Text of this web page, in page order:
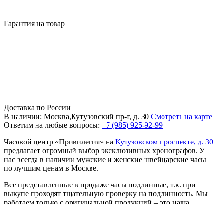
Гарантия на товар
Доставка по России
В наличии: Москва,Кутузовский пр-т, д. 30 Смотреть на карте
Ответим на любые вопросы: +7 (985) 925-92-99
Часовой центр «Привилегия» на Кутузовском проспекте, д. 30
предлагает огромный выбор эксклюзивных хронографов. У
нас всегда в наличии мужские и женские швейцарские часы
по лучшим ценам в Москве.
Все представленные в продаже часы подлинные, т.к. при
выкупе проходят тщательную проверку на подлинность. Мы
работаем только с оригинальной продукций – это наша